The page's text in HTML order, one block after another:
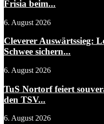
Frisia beim...
6. August 2026
Cleverer Auswärtssieg:
Schwee sichern...
6. August 2026
TuS Nortorf feiert
den TSV...
6. August 2026